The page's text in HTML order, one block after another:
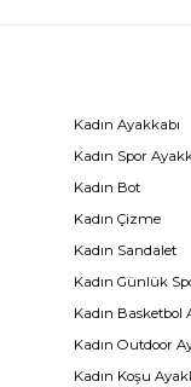
Kadın Ayakkabı
Kadın Spor
Kadın Bot
Kadın Çizme
Kadın Sandalet
Kadın Günlük
Kadın Basketbol
Kadın Outdoor
Kadın Koşu